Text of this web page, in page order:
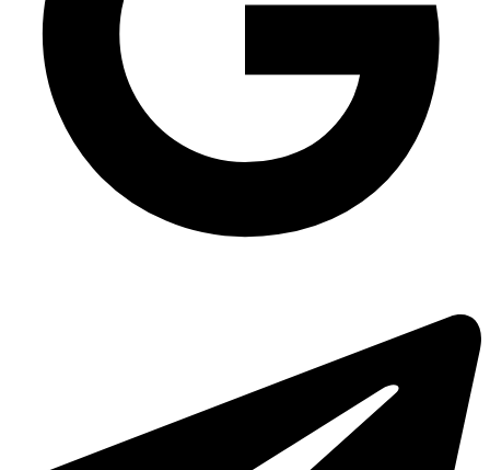
Одноразова упаковка універсальна ПС-110 на 1095 мл, 600 шт/уп
Упаковка для салату одноразова ПС-160 на 500 мл, 700 шт/уп
Білий бокс для локшини та рису